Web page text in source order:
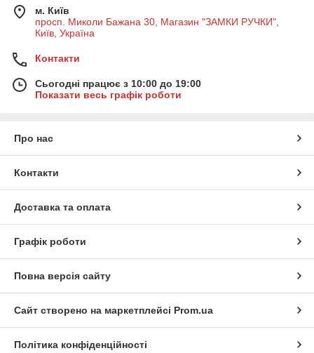
м. Київ
просп. Миколи Бажана 30, Магазин "ЗАМКИ РУЧКИ",
Київ, Україна
Контакти
Сьогодні працює з 10:00 до 19:00
Показати весь графік роботи
Про нас
Контакти
Доставка та оплата
Графік роботи
Повна версія сайту
Сайт створено на маркетплейсі Prom.ua
Політика конфіденційності